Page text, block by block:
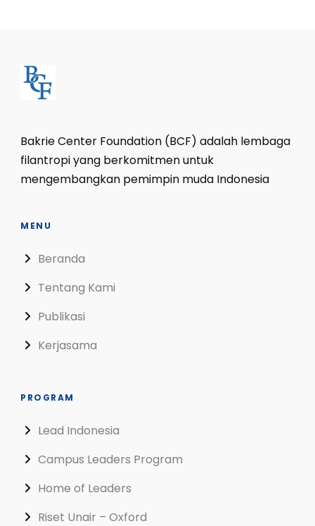
Bakrie Center Foundation (BCF) adalah lembaga
filantropi yang berkomitmen untuk
mengembangkan pemimpin muda Indonesia
MENU
Beranda
Tentang Kami
Publikasi
Kerjasama
PROGRAM
Lead Indonesia
Campus Leaders Program
Home of Leaders
Riset Unair – Oxford